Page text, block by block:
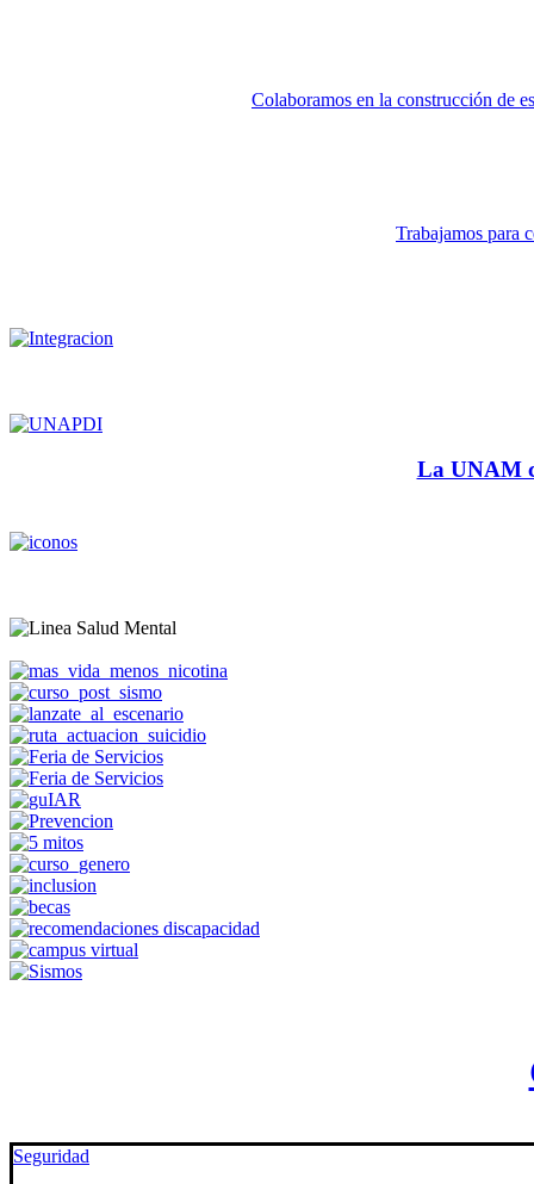
Colaboramos en la construcción de
Trabajamos para
La UNAM
Seguridad